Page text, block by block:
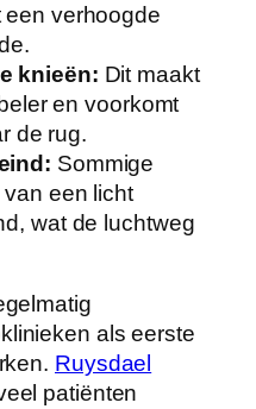
verhoogde
knieën: Dit maakt
en voorkomt
de rug.
Sommige
een licht
wat de luchtweg
als eerste
Ruysdael
patiënten